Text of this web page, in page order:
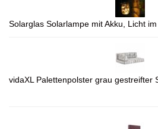
Solarglas Solarlampe mit Akku, Licht
vidaXL Palettenpolster grau gestreifter